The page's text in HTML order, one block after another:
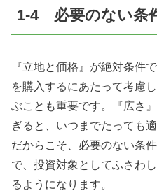
1-4 必要のない条
『立地と価格』が絶対条件
を購入するにあたって考慮
ぶことも重要です。『広さ
ぎると、いつまでたっても
だからこそ、必要のない条
で、投資対象としてふさわ
るようになります。